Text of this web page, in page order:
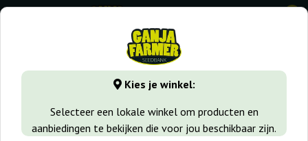
Kies je winkel:
Selecteer een lokale winkel om producten en
aanbiedingen te bekijken die voor jou beschikbaar zijn.
0
GanjaFarmer.nl Wiet soorten Amnesia Haze Amnesia